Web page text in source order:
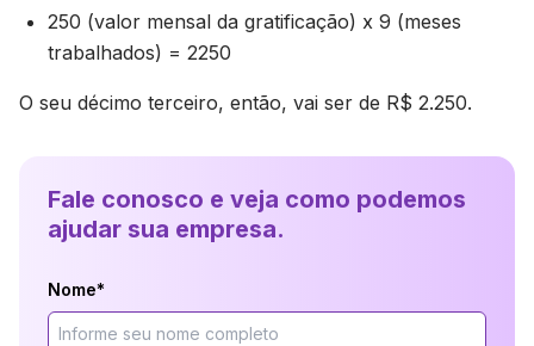
250 (valor mensal da gratificação) x 9 (meses
trabalhados) = 2250
O seu décimo terceiro, então, vai ser de R$ 2.250.
Fale conosco e veja como podemos
ajudar sua empresa.
Nome*